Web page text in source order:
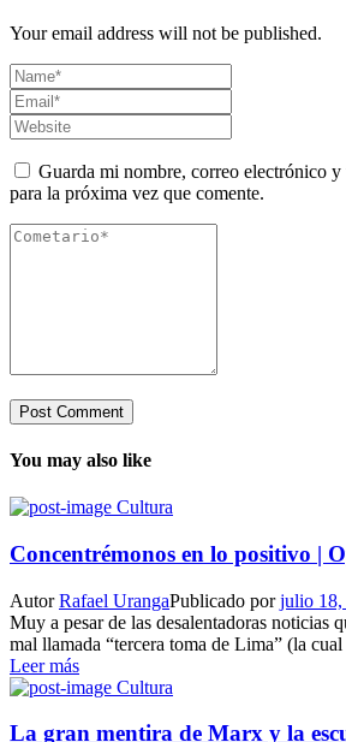
Your email address will not be published.
Guarda mi nombre, correo electrónico y
para la próxima vez que comente.
You may also like
Cultura
Concentrémonos en lo positivo |
AutorRafael UrangaPublicado porjulio 18,
Muy a pesar de las desalentadoras noticias
mal llamada “tercera toma de Lima” (la
Leer más
Cultura
La gran mentira de Marx y la